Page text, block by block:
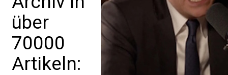
über
70000
Artikeln: